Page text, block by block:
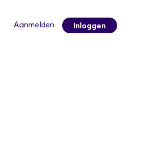
Aanmelden Inloggen